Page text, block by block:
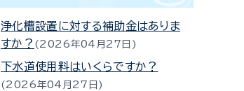
浄化槽設置に対する補助金はありま
すか？
2026年04月27日
下水道使用料はいくらですか？
2026年04月27日